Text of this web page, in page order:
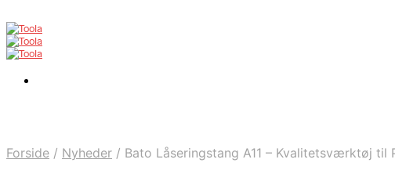
Forside / Nyheder / Bato Låseringstang A11 – Kvalitetsværktøj til